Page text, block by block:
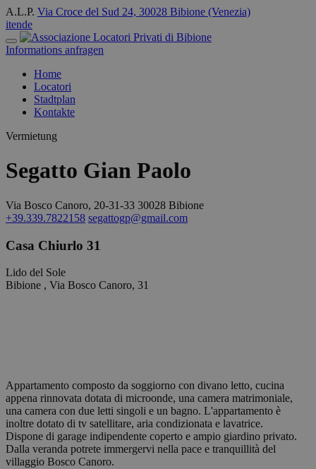
A.L.P. Via Croce del Sud 24, 30028 Bibione (Venezia)
itende
Informations anfragen
Home
Locatori
Stadtplan
Kontakte
Vermietung
Segatto Gian Paolo
Via Bosco Canoro, 20-31-33 30028 Bibione
+39.339.7822158 segattogp@gmail.com
Casa Chiurlo 31
Lido del Sole
Bibione , Via Bosco Canoro, 31
Appartamento composto da soggiorno con divano letto, cucina
appena rinnovata dotata di microonde, una camera matrimoniale,
una camera con due letti singoli e un bagno. L'appartamento è
inoltre dotato di tv satellitare, aria condizionata e lavatrice.
Dispone di garage indipendente coperto e ampio giardino privato.
Dalla veranda potrete immergervi nella pace e tranquillità del
villaggio Bosco Canoro.